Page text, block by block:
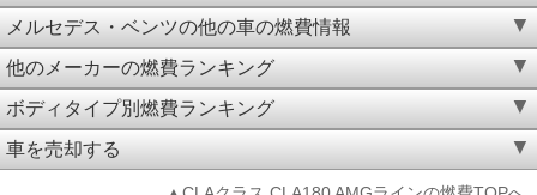
メルセデス・ベンツの他の車の燃費情報
他のメーカーの燃費ランキング
ボディタイプ別燃費ランキング
車を売却する